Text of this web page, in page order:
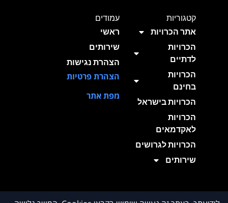
קטגוריות
אתר הכרויות
הכרויות
לדתיים
הכרויות
בחינם
הכרויות בישראל
הכרויות
לאקדמאים
הכרויות לגרושים
שירותים
עמודים
ראשי
שירותים
הצהרת נגישות
הצהרת פרטיות
מפת אתר